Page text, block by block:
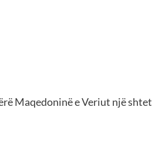
Maqedoninë e Veriut një shtet